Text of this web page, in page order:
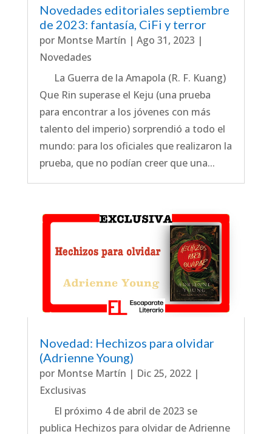
Novedades editoriales septiembre
de 2023: fantasía, CiFi y terror
por Montse Martín | Ago 31, 2023 |
Novedades
La Guerra de la Amapola (R. F. Kuang)
Que Rin superase el Keju (una prueba
para encontrar a los jóvenes con más
talento del imperio) sorprendió a todo el
mundo: para los oficiales que realizaron la
prueba, que no podían creer que una...
Novedad: Hechizos para olvidar
(Adrienne Young)
por Montse Martín | Dic 25, 2022|
Exclusivas
El próximo 4 de abril de 2023 se
publica Hechizos para olvidar de Adrienne